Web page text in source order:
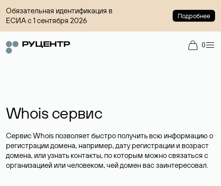
Обязательная идентификация в
ЕСИА с 1 сентября 2026
Подробнее
0
Whois сервис
Сервис Whois позволяет быстро получить всю информацию о
регистрации домена, например, дату регистрации и возраст
домена, или узнать контакты, по которым можно связаться с
организацией или человеком, чей домен вас заинтересовал.